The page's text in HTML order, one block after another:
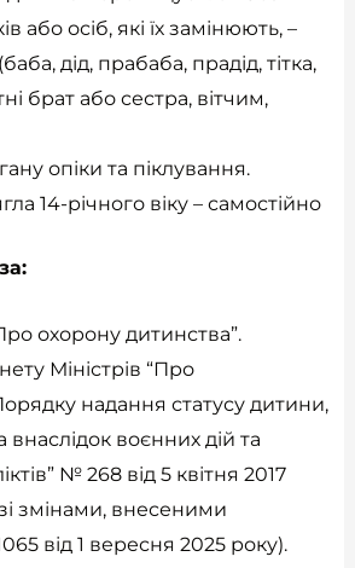
або осіб, які їх замінюють, –
дід, прабаба, прадід, тітка,
брат або сестра, вітчим,
опіки та піклування.
14-річного віку – самостійно
охорону дитинства”.
Міністрів “Про
надання статусу дитини,
воєнних дій та
№ 268 від 5 квітня 2017
змінами, внесеними
від 1 вересня 2025 року).